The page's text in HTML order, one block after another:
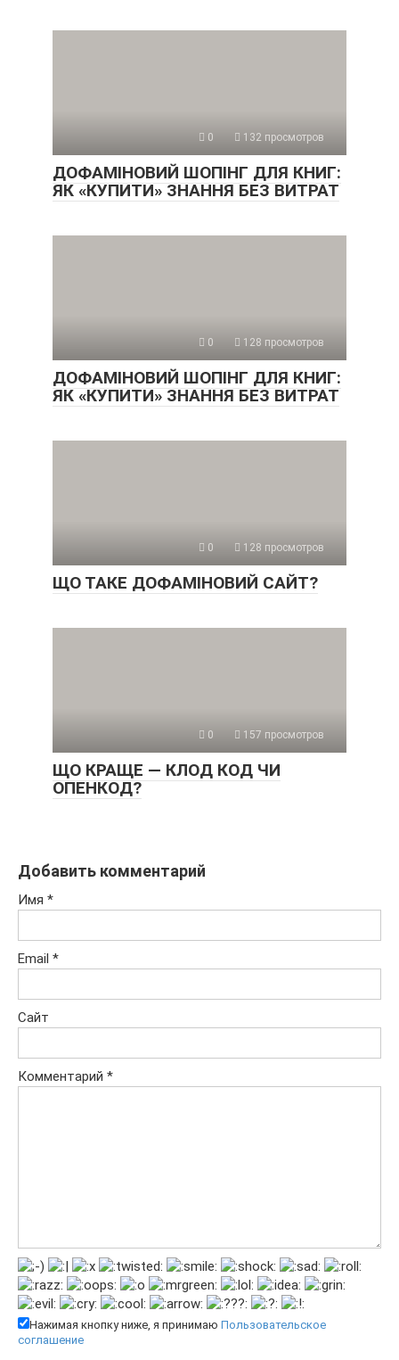
0 132 просмотров
ДОФАМІНОВИЙ ШОПІНГ ДЛЯ КНИГ:
ЯК «КУПИТИ» ЗНАННЯ БЕЗ ВИТРАТ
0 128 просмотров
ДОФАМІНОВИЙ ШОПІНГ ДЛЯ КНИГ:
ЯК «КУПИТИ» ЗНАННЯ БЕЗ ВИТРАТ
0 128 просмотров
ЩО ТАКЕ ДОФАМІНОВИЙ САЙТ?
0 157 просмотров
ЩО КРАЩЕ — КЛОД КОД ЧИ
ОПЕНКОД?
Добавить комментарий
Имя *
Email *
Сайт
Комментарий *
Нажимая кнопку ниже, я принимаю Пользовательское
соглашение